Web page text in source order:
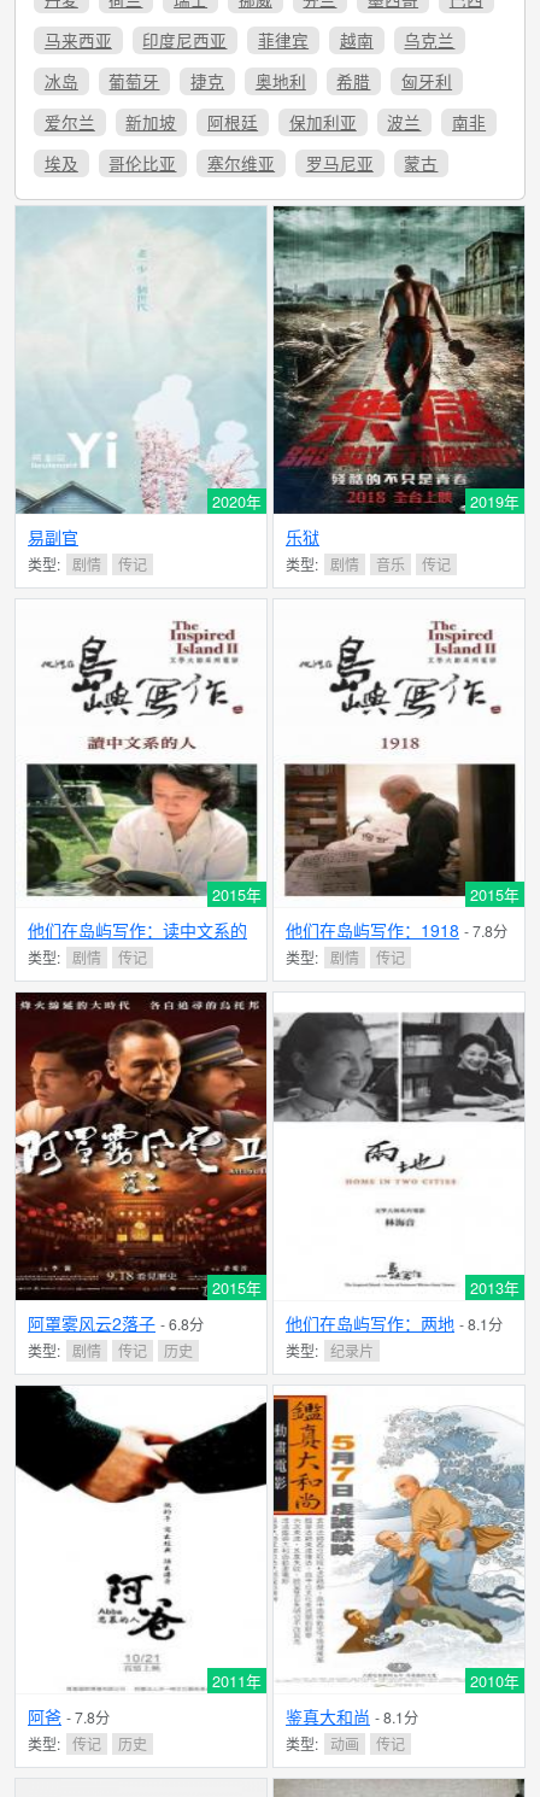
马来西亚
印度尼西亚 菲律宾 越南
乌克兰
冰岛
葡萄牙 捷克 奥地利 希腊
匈牙利
爱尔兰
新加坡 阿根廷 保加利亚 波兰
南非
埃及
哥伦比亚 塞尔维亚 罗马尼亚 蒙古
2020年
易副官
类型: 剧情 传记
2019年
乐狱
类型: 剧情 音乐 传记
2015年
他们在岛屿写作：读中文系的
人 - 8.8分
类型: 剧情 传记
2015年
他们在岛屿写作：1918 - 7.8分
类型: 剧情 传记
2015年
阿罩雾风云2落子 - 6.8分
类型: 剧情 传记 历史
2013年
他们在岛屿写作：两地 - 8.1分
类型: 纪录片
2011年
阿爸 - 7.8分
类型: 传记 历史
2010年
鉴真大和尚 - 8.1分
类型:
动画 传记